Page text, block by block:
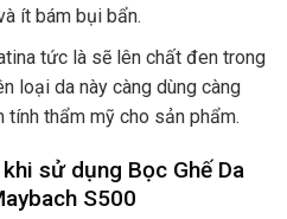
ít bám bụi bẩn.
tức là sẽ lên chất đen trong
loại da này càng dùng càng
tính thẩm mỹ cho sản phẩm.
sử dụng Bọc Ghế Da
S500